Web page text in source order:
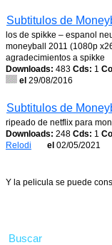
Subtitulos de
los de spikke – espanol
moneyball 2011 (1080p
agradecimientos a spikke
Downloads: 483 Cds: 1
el 29/08/2016
Subtitulos de
ripeado de netflix para
Downloads: 248 Cds: 1
Relodi
el 02/05/2021
Y la pelicula se puede
Buscar